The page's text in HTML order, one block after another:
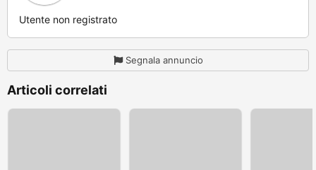
Utente non registrato
Segnala annuncio
Articoli correlati